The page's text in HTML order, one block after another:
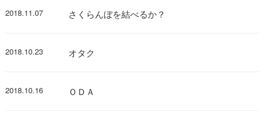
2018.11.07 さくらんぼを結べるか？
2018.10.23 オタク
2018.10.16 ＯＤＡ